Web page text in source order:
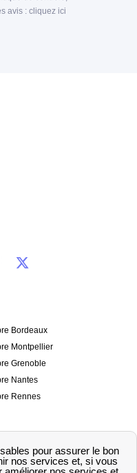
avis : cliquez ici
Bordeaux
Montpellier
Grenoble
Nantes
Rennes
légales
des avis